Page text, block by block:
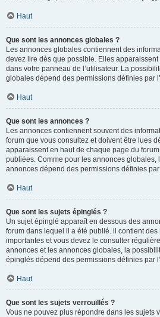
Haut
Que sont les annonces globales ?
Les annonces globales contiennent des
devez lire dès que possible. Elles
dans votre panneau de l’utilisateur. La
globales dépend des permissions définies par
Haut
Que sont les annonces ?
Les annonces contiennent souvent des
forum que vous consultez et doivent être lues
apparaissent en haut de chaque page du
publiées. Comme pour les annonces globales,
annonces dépend des permissions définies par
Haut
Que sont les sujets épinglés ?
Un sujet épinglé apparaît en dessous des
forum dans lequel il a été publié. il contient
importantes et vous devez le consulter
annonces et les annonces globales, la
épinglés dépend des permissions définies par
Haut
Que sont les sujets verrouillés ?
Vous ne pouvez plus répondre dans les sujets